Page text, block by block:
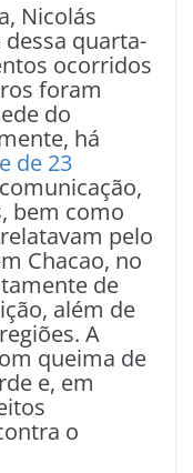
Nicolás
quarta-
ocorridos
foram
do
há
de 23
bem como
pelo
Chacao, no
de
além de
A
queima de
e, em
o